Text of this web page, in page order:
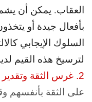
العقاب. يمكن أن
بأفعال جيدة أو
السلوك الإيجابي
لترسيخ هذه القيم
2. غرس الثقة وتقدير الذات:
على الثقة بأنفسهم